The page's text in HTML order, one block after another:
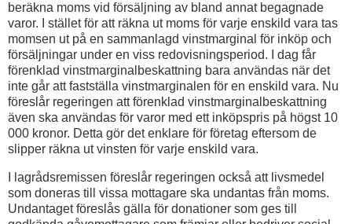
beräkna moms vid försäljning av bland annat begagnade
varor. I stället för att räkna ut moms för varje enskild vara tas
momsen ut på en sammanlagd vinstmarginal för inköp och
försäljningar under en viss redovisningsperiod. I dag får
förenklad vinstmarginalbeskattning bara användas när det
inte går att fastställa vinstmarginalen för en enskild vara. Nu
föreslår regeringen att förenklad vinstmarginalbeskattning
även ska användas för varor med ett inköpspris på högst 10
000 kronor. Detta gör det enklare för företag eftersom de
slipper räkna ut vinsten för varje enskild vara.
I lagrådsremissen föreslår regeringen också att livsmedel
som doneras till vissa mottagare ska undantas från moms.
Undantaget föreslås gälla för donationer som ges till